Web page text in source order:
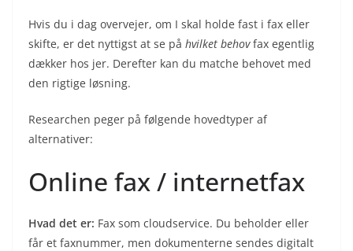
Hvis du i dag overvejer, om I skal holde fast i fax eller
skifte, er det nyttigst at se på hvilket behovfax egentlig
dækker hos jer. Derefter kan du matche behovet med
den rigtige løsning.
Researchen peger på følgende hovedtyper af
alternativer:
Online fax / internetfax
Hvad det er: Fax som cloudservice. Du beholder eller
får et faxnummer, men dokumenterne sendes digitalt